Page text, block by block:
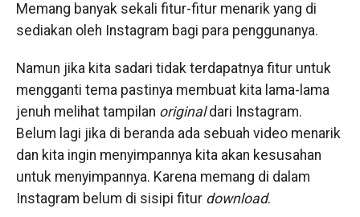
Memang banyak sekali fitur-fitur menarik yang di
sediakan oleh Instagram bagi para penggunanya.
Namun jika kita sadari tidak terdapatnya fitur untuk
mengganti tema pastinya membuat kita lama-lama
jenuh melihat tampilan originaldari Instagram.
Belum lagi jika di beranda ada sebuah video menarik
dan kita ingin menyimpannya kita akan kesusahan
untuk menyimpannya. Karena memang di dalam
Instagram belum di sisipi fitur download.